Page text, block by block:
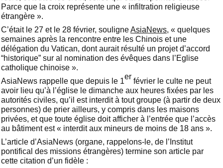
Parce que la croix représente une « infiltration religieuse
étrangère ».
C’était le 27 et le 28 février, souligneAsiaNews, « quelques
semaines après la rencontre entre les Chinois et une
délégation du Vatican, dont aurait résulté un projet d’accord
“historique” sur al nomination des évêques dans l’Eglise
catholique chinoise ».
AsiaNews rappelle que depuis le 1er février le culte ne peut
avoir lieu qu’à l’église le dimanche aux heures fixées par les
autorités civiles, qu’il est interdit à tout groupe (à partir de deux
personnes) de prier ailleurs, y compris dans les maisons
privées, et que toute église doit afficher à l’entrée que l’accès
au bâtiment est « interdit aux mineurs de moins de 18 ans ».
L’article d’AsiaNews (organe, rappelons-le, de l’Institut
pontifical des missions étrangères) termine son article par
cette citation d’un fidèle :